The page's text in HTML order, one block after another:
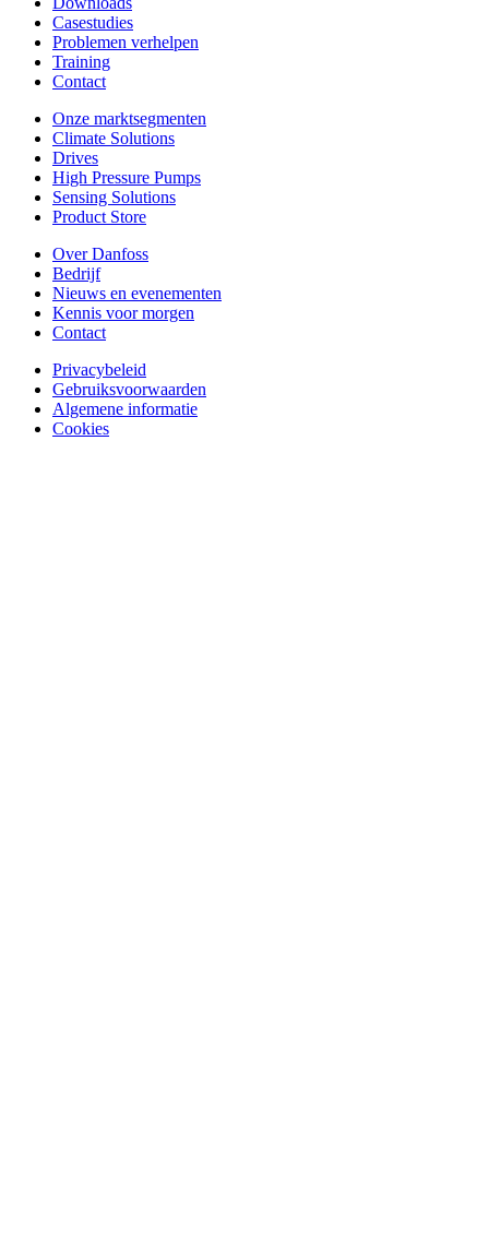
Casestudies
Problemen verhelpen
Training
Contact
Onze marktsegmenten
Climate Solutions
Drives
High Pressure Pumps
Sensing Solutions
Product Store
Over Danfoss
Bedrijf
Nieuws en evenementen
Kennis voor morgen
Contact
Privacybeleid
Gebruiksvoorwaarden
Algemene informatie
Cookies